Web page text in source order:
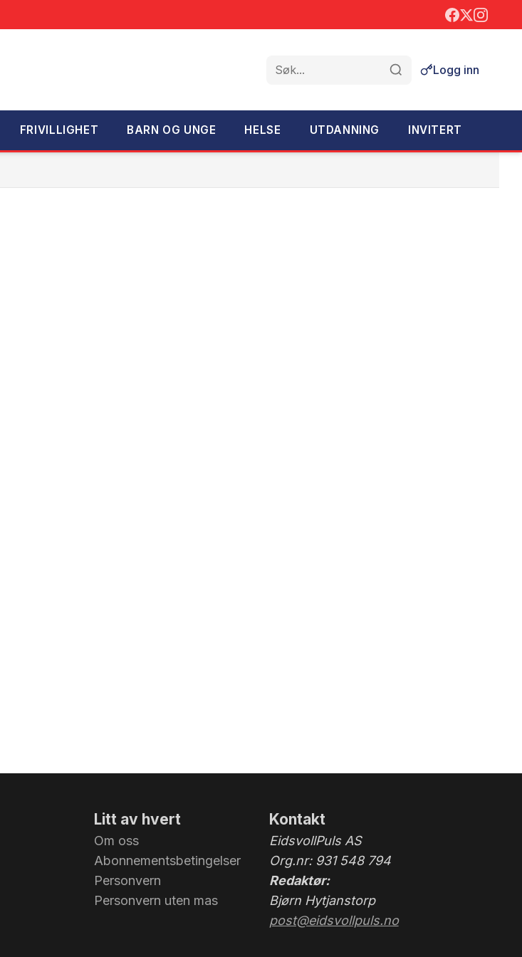
Søk
Logg inn
FRIVILLIGHET BARN OG UNGE HELSE UTDANNING INVITERT
Litt av hvert
Om oss
Abonnementsbetingelser
Personvern
Personvern uten mas
Kontakt
EidsvollPuls AS
Org.nr: 931 548 794
Redaktør:
Bjørn Hytjanstorp
post@eidsvollpuls.no